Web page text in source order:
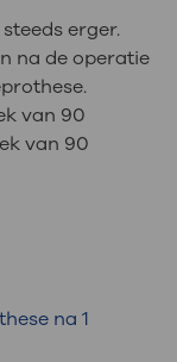
erger.
na de operatie
van 90
van 90
na 1